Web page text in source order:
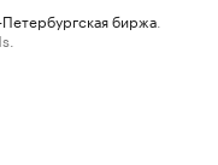
биржа